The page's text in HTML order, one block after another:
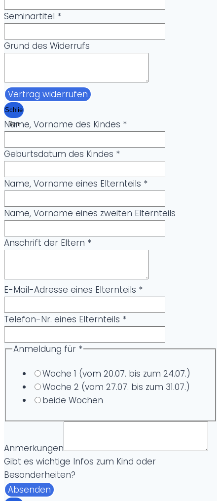
Seminartitel *
Grund des Widerrufs
Vertrag widerrufen
Schlie
ßen
Name, Vorname des Kindes *
Geburtsdatum des Kindes *
Name, Vorname eines Elternteils *
Name, Vorname eines zweiten Elternteils
Anschrift der Eltern *
E-Mail-Adresse eines Elternteils *
Telefon-Nr. eines Elternteils *
Anmeldung für *
Woche 1 (vom 20.07. bis zum 24.07.)
Woche 2 (vom 27.07. bis zum 31.07.)
beide Wochen
Anmerkungen
Gibt es wichtige Infos zum Kind oder
Besonderheiten?
Absenden